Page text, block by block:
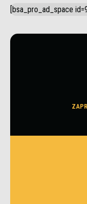
[bsa_pro_ad_space